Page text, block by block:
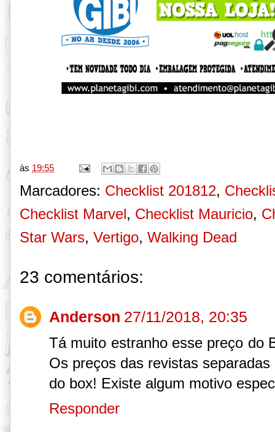
às 19:55
Marcadores: Checklist 201812,
Checklist Marvel, Checklist Mauricio,
Star Wars, Vertigo, Walking Dead
23 comentários:
Anderson 27/11/2018, 20:35
Tá muito estranho esse preço do
Os preços das revistas
do box! Existe algum motivo
Responder